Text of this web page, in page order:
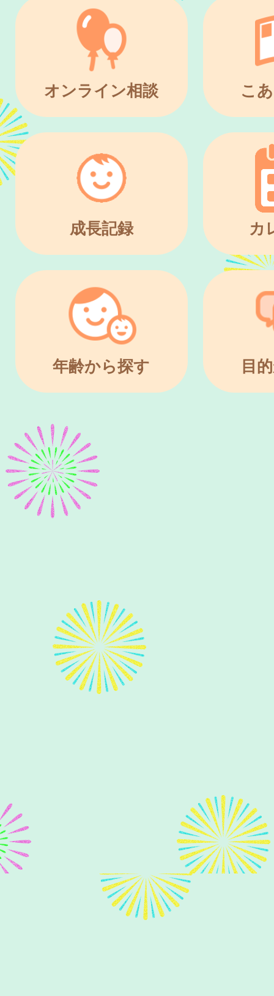
オンライン相談 こ
成長記録 カ
年齢から探す 目